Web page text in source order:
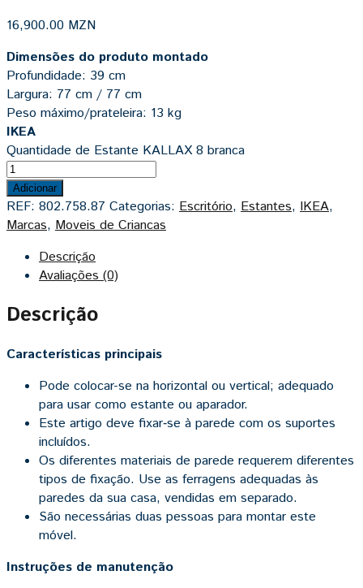
16,900.00 MZN
Dimensões do produto montado
Profundidade: 39 cm
Largura: 77 cm / 77 cm
Peso máximo/prateleira: 13 kg
IKEA
Quantidade de Estante KALLAX 8 branca
Adicionar
REF: 802.758.87 Categorias: Escritório, Estantes, IKEA,
Marcas, Moveis de Criancas
Descrição
Avaliações (0)
Descrição
Características principais
Pode colocar-se na horizontal ou vertical; adequado
para usar como estante ou aparador.
Este artigo deve fixar‑se à parede com os suportes
incluídos.
Os diferentes materiais de parede requerem diferentes
tipos de fixação. Use as ferragens adequadas às
paredes da sua casa, vendidas em separado.
São necessárias duas pessoas para montar este
móvel.
Instruções de manutenção